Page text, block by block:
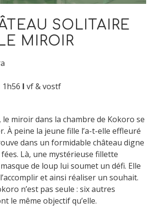
SOLITAIRE
MIROIR
1h56 I vf & vostf
miroir dans la chambre de Kokoro se
À peine la jeune fille l’a-t-elle effleuré
dans un formidable château digne
fées. Là, une mystérieuse fillette
de loup lui soumet un défi. Elle
et ainsi réaliser un souhait.
n’est pas seule : six autres
le même objectif qu’elle.